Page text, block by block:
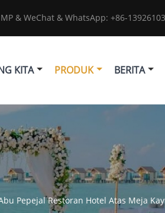
MP & WeChat & WhatsApp: +86-
KITA PRODUK BERITA
Pepejal Restoran Hotel Atas Meja